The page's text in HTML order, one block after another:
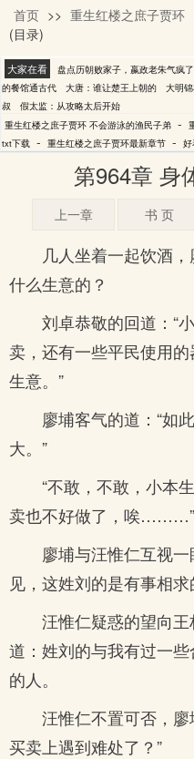
不会游泳的渔民子弟
首页 >> 重生红楼之庶子贾环
(目录)
大家在看 盘点历朝败家子，嬴政老朱气疯了
的餐馆通古代
大唐：谁让楚王上朝的 大明
叔
假太监：从攻略太后开始
重生红楼之庶子贾环 不会游泳的渔民子弟 -
txt下载 - 重生红楼之庶子贾环最新章节 -
第964章 身
上一章 书 页
几人坐着一起饮酒
什么生意的？
刘卓恭敬的回道：“
卖，还有一些平民使用
生意。”
廖埔客气的道：“如
大。”
“不敢，不敢，小本
卖也不好做了，唉………”
廖埔与汪惟仁互视
见，这姓刘的是有事相求
汪惟仁疑惑的望向
道：姓刘的与我有过一
的人。
汪惟仁不置可否，
买卖上遇到难处了？”